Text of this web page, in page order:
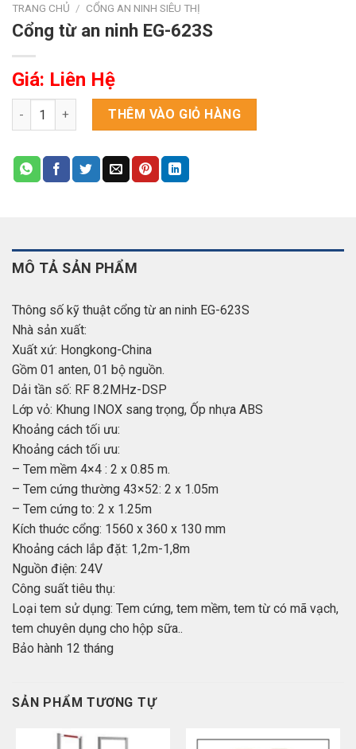
TRANG CHỦ / CỔNG AN NINH SIÊU THỊ
Cổng từ an ninh EG-623S
Giá: Liên Hệ
Cổng từ an ninh EG-623S số lượng
THÊM VÀO GIỎ HÀNG
MÔ TẢ SẢN PHẨM
Thông số kỹ thuật cổng từ an ninh EG-623S
Nhà sản xuất:
Xuất xứ: Hongkong-China
Gồm 01 anten, 01 bộ nguồn.
Dải tần số: RF 8.2MHz-DSP
Lớp vỏ: Khung INOX sang trọng, Ốp nhựa ABS
Khoảng cách tối ưu:
Khoảng cách tối ưu:
– Tem mềm 4×4 : 2 x 0.85 m.
– Tem cứng thường 43×52: 2 x 1.05m
– Tem cứng to: 2 x 1.25m
Kích thuớc cổng: 1560 x 360 x 130 mm
Khoảng cách lắp đặt: 1,2m-1,8m
Nguồn điện: 24V
Công suất tiêu thụ:
Loại tem sử dụng: Tem cứng, tem mềm, tem từ có mã vạch,
tem chuyên dụng cho hộp sữa..
Bảo hành 12 tháng
SẢN PHẨM TƯƠNG TỰ